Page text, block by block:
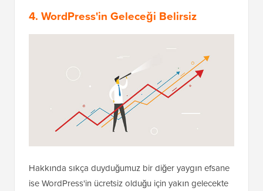
4. WordPress'in Geleceği Belirsiz
Hakkında sıkça duyduğumuz bir diğer yaygın efsane
ise WordPress'in ücretsiz olduğu için yakın gelecekte